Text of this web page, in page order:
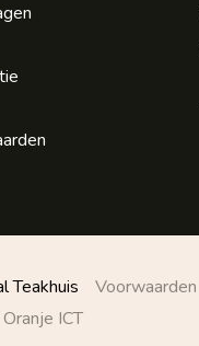
Teakhuis Voorwaarden
ICT